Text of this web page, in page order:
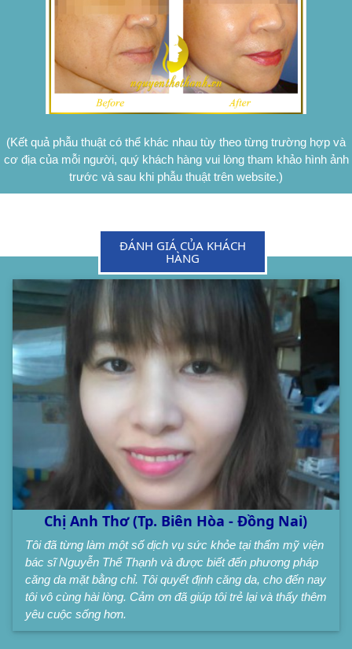
(Kết quả phẫu thuật có thể khác nhau tùy theo từng trường hợp và
cơ địa của mỗi người, quý khách hàng vui lòng tham khảo hình ảnh
trước và sau khi phẫu thuật trên website.)
ĐÁNH GIÁ CỦA KHÁCH
HÀNG
Chị Anh Thơ (Tp. Biên Hòa - Đồng Nai)
Tôi đã từng làm một số dịch vụ sức khỏe tại thẩm mỹ viện
bác sĩ Nguyễn Thế Thạnh và được biết đến phương pháp
căng da mặt bằng chỉ. Tôi quyết định căng da, cho đến nay
tôi vô cùng hài lòng. Cảm ơn đã giúp tôi trẻ lại và thấy thêm
yêu cuộc sống hơn.